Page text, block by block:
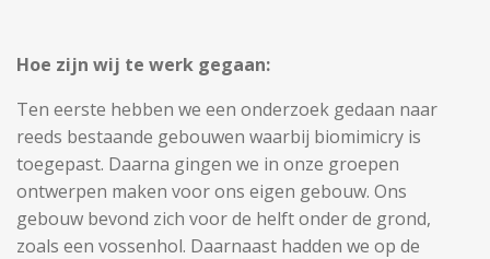
Hoe zijn wij te werk gegaan:
Ten eerste hebben we een onderzoek gedaan naar
reeds bestaande gebouwen waarbij biomimicry is
toegepast. Daarna gingen we in onze groepen
ontwerpen maken voor ons eigen gebouw. Ons
gebouw bevond zich voor de helft onder de grond,
zoals een vossenhol. Daarnaast hadden we op de